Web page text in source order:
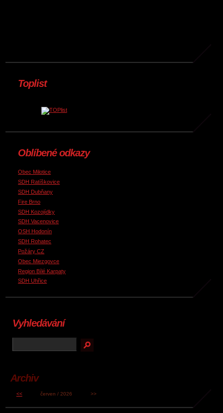
Toplist
Oblíbené odkazy
Obec Milotice
SDH Ratíškovice
SDH Dubňany
Fire Brno
SDH Kozojídky
SDH Vacenovice
OSH Hodonín
SDH Rohatec
Požáry CZ
Obec Miezgovce
Region Bílé Karpaty
SDH Uhřice
Vyhledávání
Archiv
<< červen / 2026 >>